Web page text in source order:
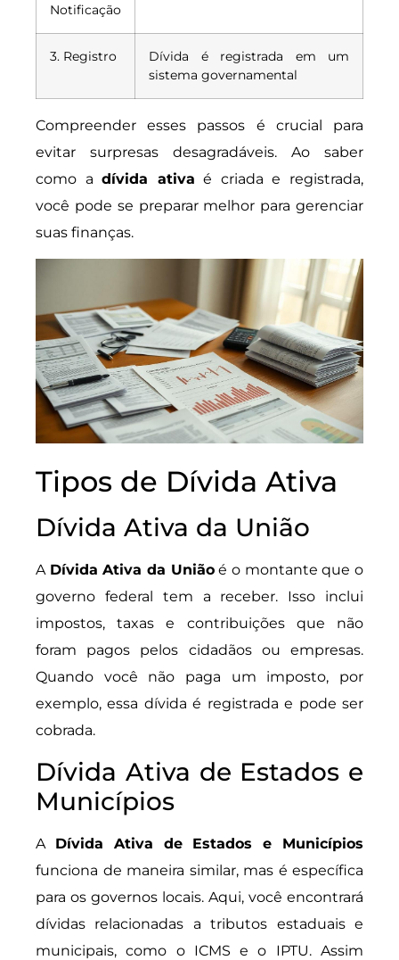
Notificação
3. Registro
Dívida é registrada em um
sistema governamental
Compreender esses passos é crucial para
evitar surpresas desagradáveis. Ao saber
como adívida ativa é criada e registrada,
você pode se preparar melhor para gerenciar
suas finanças.
Tipos de Dívida Ativa
Dívida Ativa da União
A Dívida Ativa da Uniãoé o montante que o
governo federal tem a receber. Isso inclui
impostos, taxas e contribuições que não
foram pagos pelos cidadãos ou empresas.
Quando você não paga um imposto, por
exemplo, essa dívida é registrada e pode ser
cobrada.
Dívida Ativa de Estados e
Municípios
A Dívida Ativa de Estados e Municípios
funciona de maneira similar, mas é específica
para os governos locais. Aqui, você encontrará
dívidas relacionadas a tributos estaduais e
municipais, como o ICMS e o IPTU. Assim